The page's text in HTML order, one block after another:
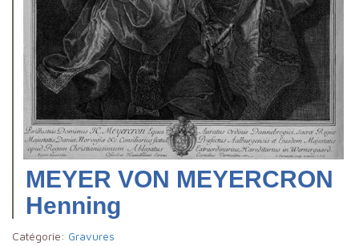
MEYER VON MEYERCRON
Henning
Catégorie: Gravures